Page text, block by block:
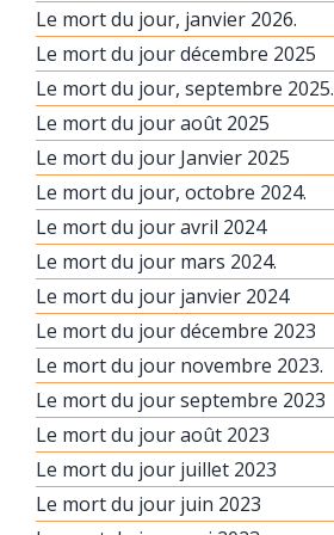
Le mort du jour, janvier 2026.
Le mort du jour décembre 2025
Le mort du jour, septembre 2025.
Le mort du jour août 2025
Le mort du jour Janvier 2025
Le mort du jour, octobre 2024.
Le mort du jour avril 2024
Le mort du jour mars 2024.
Le mort du jour janvier 2024
Le mort du jour décembre 2023
Le mort du jour novembre 2023.
Le mort du jour septembre 2023
Le mort du jour août 2023
Le mort du jour juillet 2023
Le mort du jour juin 2023